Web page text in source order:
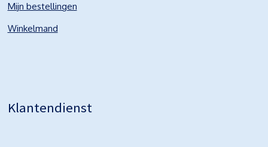
Mijn bestellingen
Winkelmand
Klantendienst